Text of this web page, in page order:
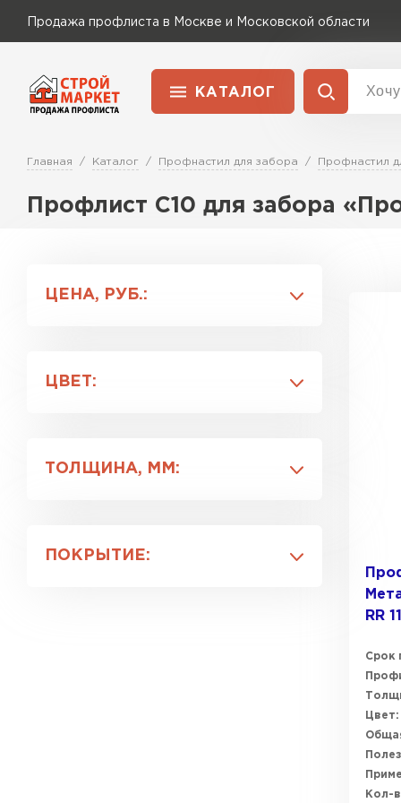
Продажа профлиста в Москве и Московской области
КАТАЛОГ
Применение
Для забора
Для ангара
Главная Каталог Профнастил для забора Профнастил
Профлист С10 для забора
ЦЕНА, РУБ.:
ЦВЕТ:
RR 32
ТОЛЩИНА, ММ:
0.6
ПОКРЫТИЕ:
RR 11
Срок
Цвет:
Кол-